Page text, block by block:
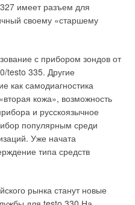
имеет разъем для
своему «старшему
с прибором зондов от
testo 335. Другие
как самодиагностика
кожа», возможность
и русскоязычное
популярным среди
Уже начата
типа средств
рынка станут новые